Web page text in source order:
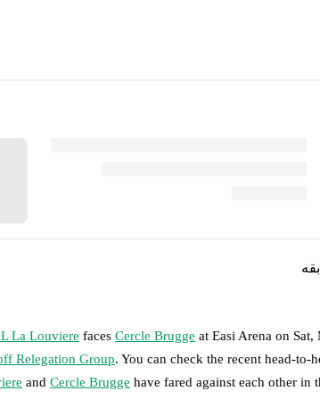
La Louviere faces Cercle Brugge at Easi Arena on Sat,
Relegation Group. You can check the recent head-
and Cercle Brugge have fared against each other in